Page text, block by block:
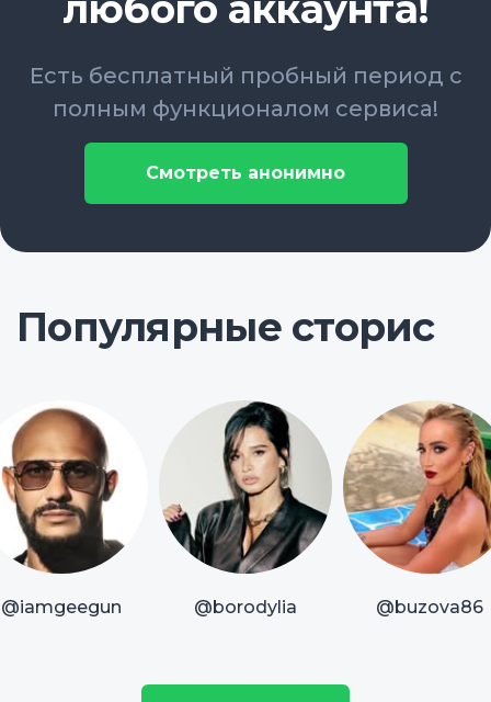
Есть бесплатный пробный период с
полным функционалом сервиса!
Смотреть анонимно
Популярные сторис
@iamgeegun @borodylia @buzova86